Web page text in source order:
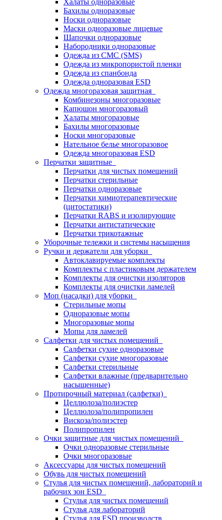
Халаты одноразовые
Бахилы одноразовые
Носки одноразовые
Маски одноразовые лицевые
Шапочки одноразовые
Набородники одноразовые
Одежда из СМС (SMS)
Одежда из микропористой пленки
Одежда из спанбонда
Одежда одноразовая ESD
Одежда многоразовая защитная
Комбинезоны многоразовые
Капюшон многоразовый
Халаты многоразовые
Бахилы многоразовые
Носки многоразовые
Нательное белье многоразовое
Одежда многоразовая ESD
Перчатки защитные
Перчатки для чистых помещений
Перчатки стерильные
Перчатки одноразовые
Перчатки химиотерапевтические
(цитостатики)
Перчатки RABS и изолирующие
Перчатки антистатические
Перчатки трикотажные
Уборочные тележки и системы насыщения
Ручки и держатели для уборки
Автоклавируемые комплекты
Комплекты с пластиковым держателем
Комплекты для очистки изоляторов
Комплекты для очистки ламелей
Моп (насадки) для уборки
Стерильные мопы
Одноразовые мопы
Многоразовые мопы
Мопы для ламелей
Салфетки для чистых помещений
Салфетки сухие одноразовые
Салфетки сухие многоразовые
Салфетки стерильные
Салфетки влажные (предварительно
насыщенные)
Протирочный материал (салфетки)
Целлюлоза/полиэстер
Целлюлоза/полипропилен
Вискоза/полиэстер
Полипропилен
Очки защитные для чистых помещений
Очки одноразовые стерильные
Очки многоразовые
Аксессуары для чистых помещений
Обувь для чистых помещений
Стулья для чистых помещений, лабораторий и
рабочих зон ESD
Стулья для чистых помещений
Стулья для лабораторий